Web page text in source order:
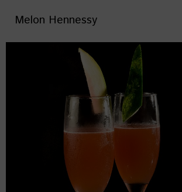
Melon Hennessy